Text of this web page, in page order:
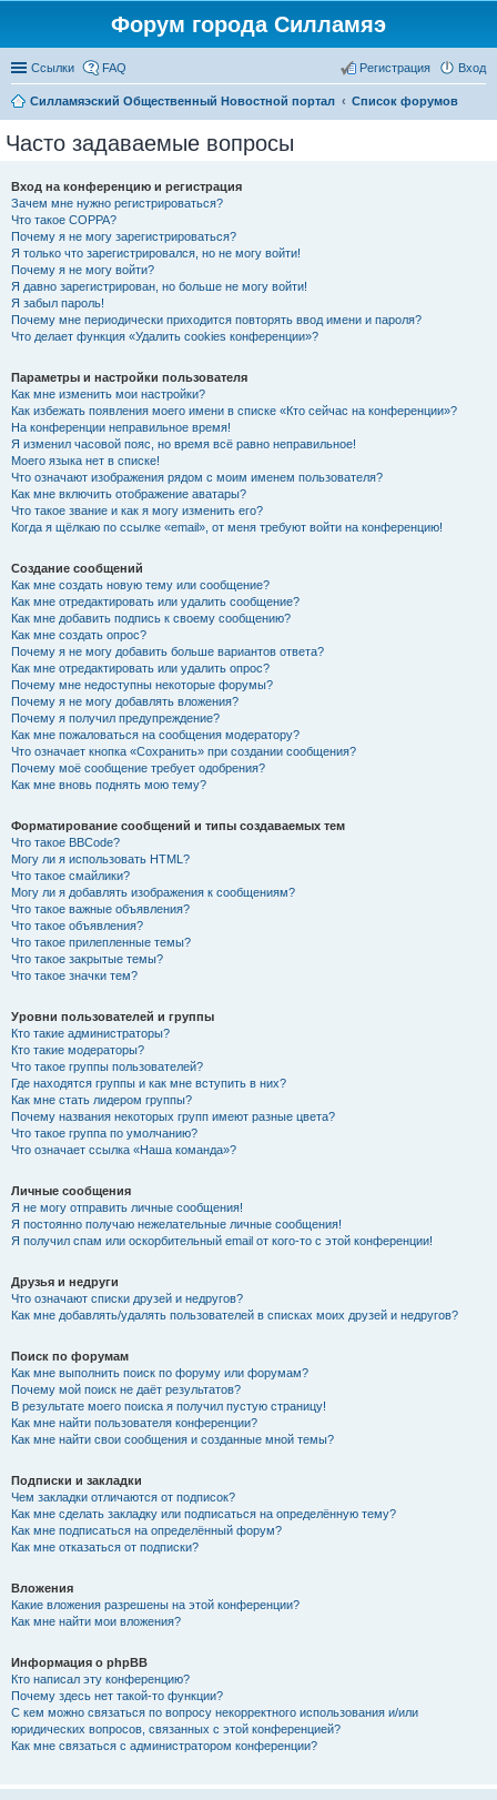
Форум города Силламяэ
Ссылки FAQ Вход
Регистрация
Силламяэский Общественный Новостной портал Список форумов
Часто задаваемые вопросы
Вход на конференцию и регистрация
Зачем мне нужно регистрироваться?
Что такое COPPA?
Почему я не могу зарегистрироваться?
Я только что зарегистрировался, но не могу войти!
Почему я не могу войти?
Я давно зарегистрирован, но больше не могу войти!
Я забыл пароль!
Почему мне периодически приходится повторять ввод имени и пароля?
Что делает функция «Удалить cookies конференции»?
Параметры и настройки пользователя
Как мне изменить мои настройки?
Как избежать появления моего имени в списке «Кто сейчас на конференции»?
На конференции неправильное время!
Я изменил часовой пояс, но время всё равно неправильное!
Моего языка нет в списке!
Что означают изображения рядом с моим именем пользователя?
Как мне включить отображение аватары?
Что такое звание и как я могу изменить его?
Когда я щёлкаю по ссылке «email», от меня требуют войти на конференцию!
Создание сообщений
Как мне создать новую тему или сообщение?
Как мне отредактировать или удалить сообщение?
Как мне добавить подпись к своему сообщению?
Как мне создать опрос?
Почему я не могу добавить больше вариантов ответа?
Как мне отредактировать или удалить опрос?
Почему мне недоступны некоторые форумы?
Почему я не могу добавлять вложения?
Почему я получил предупреждение?
Как мне пожаловаться на сообщения модератору?
Что означает кнопка «Сохранить» при создании сообщения?
Почему моё сообщение требует одобрения?
Как мне вновь поднять мою тему?
Форматирование сообщений и типы создаваемых тем
Что такое BBCode?
Могу ли я использовать HTML?
Что такое смайлики?
Могу ли я добавлять изображения к сообщениям?
Что такое важные объявления?
Что такое объявления?
Что такое прилепленные темы?
Что такое закрытые темы?
Что такое значки тем?
Уровни пользователей и группы
Кто такие администраторы?
Кто такие модераторы?
Что такое группы пользователей?
Где находятся группы и как мне вступить в них?
Как мне стать лидером группы?
Почему названия некоторых групп имеют разные цвета?
Что такое группа по умолчанию?
Что означает ссылка «Наша команда»?
Личные сообщения
Я не могу отправить личные сообщения!
Я постоянно получаю нежелательные личные сообщения!
Я получил спам или оскорбительный email от кого-то с этой конференции!
Друзья и недруги
Что означают списки друзей и недругов?
Как мне добавлять/удалять пользователей в списках моих друзей и недругов?
Поиск по форумам
Как мне выполнить поиск по форуму или форумам?
Почему мой поиск не даёт результатов?
В результате моего поиска я получил пустую страницу!
Как мне найти пользователя конференции?
Как мне найти свои сообщения и созданные мной темы?
Подписки и закладки
Чем закладки отличаются от подписок?
Как мне сделать закладку или подписаться на определённую тему?
Как мне подписаться на определённый форум?
Как мне отказаться от подписки?
Вложения
Какие вложения разрешены на этой конференции?
Как мне найти мои вложения?
Информация о phpBB
Кто написал эту конференцию?
Почему здесь нет такой-то функции?
С кем можно связаться по вопросу некорректного использования и/или
юридических вопросов, связанных с этой конференцией?
Как мне связаться с администратором конференции?